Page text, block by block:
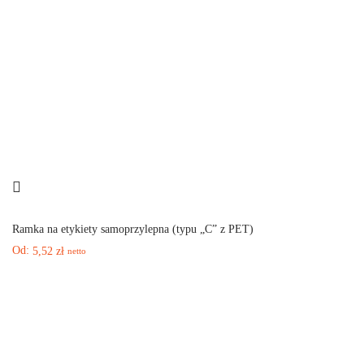
Ramka na etykiety samoprzylepna (typu „C” z PET)
Od: 5,52 zł netto